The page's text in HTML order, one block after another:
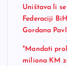
Uništava li
Federaciji
Gordana
"Mandati
miliona KM